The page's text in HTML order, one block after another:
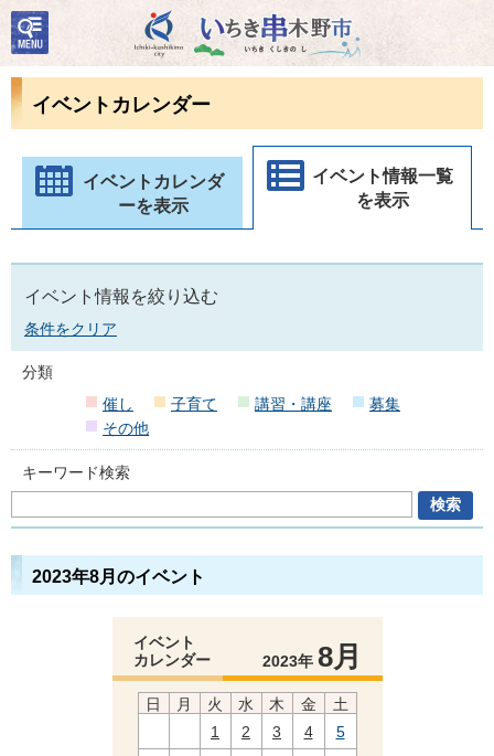
いちき串木野市
検
索・
共通
ューイベントカレンダー
イベントカレンダ
ーを表示
イベント情報一覧
を表示
イベント情報を絞り込む
条件をクリア
分類
催し
子育て 講習・講座
募集
その他
キーワード検索
2023年8月のイベント
イベント
カレンダー
2023年 8月
日 月 火 水 木 金
土
1
2 3 4
5